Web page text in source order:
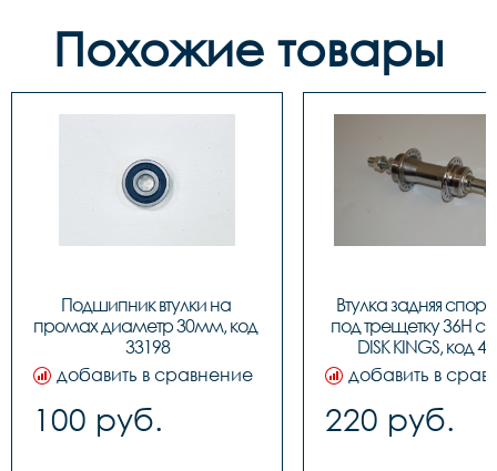
Похожие товары
Подшипник втулки на
промах диаметр 30мм, код
33198
добавить в сравнение
100 руб.
Втулка задняя спорт
под трещетку 36H с
DISK KINGS, код
добавить в
220 руб.